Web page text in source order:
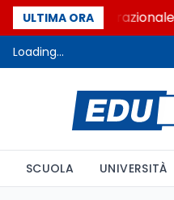
ULTIMA ORA
Passaggio
Loading...
SCUOLA UNIVERSITÀ